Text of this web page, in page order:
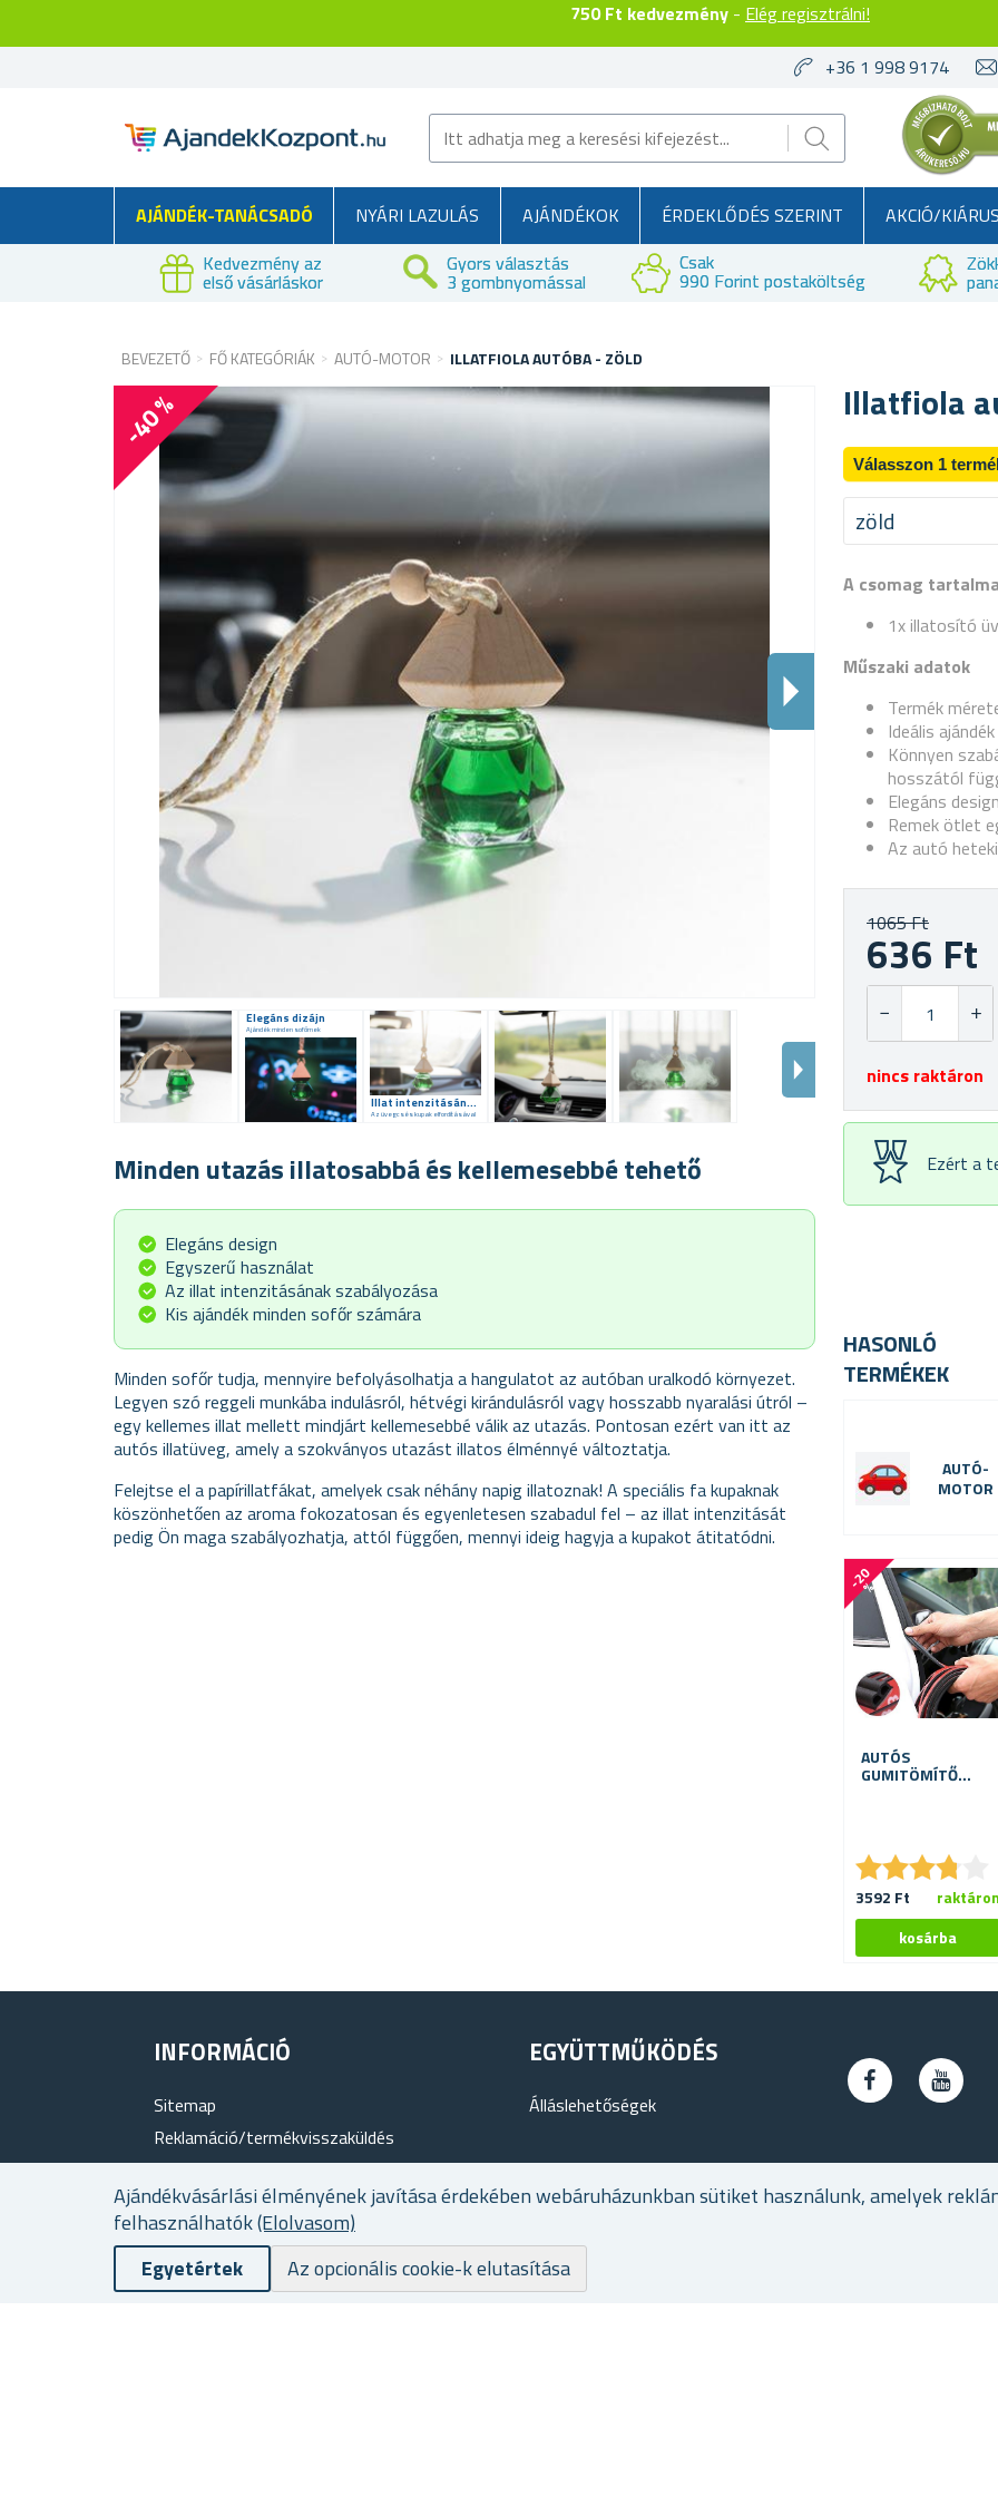
750 Ft kedvezmény - Elég regisztrálni!
Ajándékvásárlási élményének javítása érdekében webáruházunkban sütiket használunk, amelyek
felhasználhatók(Elolvasom)
Egyetértek
Az opcionális cookie-k elutasítása
+36 1 998 9174
AJÁNDÉK-TANÁCSADÓ NYÁRI LAZULÁS AJÁNDÉKOK ÉRDEKLŐDÉS SZERINT AKCIÓ/
Kedvezmény az
első vásárláskor
Gyors választás
3 gombnyomással
Csak
990 Forint postaköltség
BEVEZETŐ FŐ KATEGÓRIÁK AUTÓ-MOTOR ILLATFIOLA AUTÓBA - ZÖLD
Illatfiola
-40 %
Elegáns dizájn
Ajándék minden sofőrnek
Illat intenzitásának szabályozása
Az üvegcsés kupak elfordításával
Válasszon 1
zöld
A csomag tartalma
1x illatosító
Műszaki adatok
Termék
Ideális
Könnyen
hosszától
Elegáns
Remek ötlet
Az autó
1065 Ft
636 Ft
nincs raktáron
Ezért a
Minden utazás illatosabbá és kellemesebbé tehető
Elegáns design
Egyszerű használat
Az illat intenzitásának szabályozása
Kis ajándék minden sofőr számára
Minden sofőr tudja, mennyire befolyásolhatja a hangulatot az autóban uralkodó környezet.
Legyen szó reggeli munkába indulásról, hétvégi kirándulásról vagy hosszabb nyaralási útról –
egy kellemes illat mellett mindjárt kellemesebbé válik az utazás. Pontosan ezért van itt az
autós illatüveg, amely a szokványos utazást illatos élménnyé változtatja.
Felejtse el a papírillatfákat, amelyek csak néhány napig illatoznak! A speciális fa kupaknak
köszönhetően az aroma fokozatosan és egyenletesen szabadul fel – az illat intenzitását
pedig Ön maga szabályozhatja, attól függően, mennyi ideig hagyja a kupakot átitatódni.
HASONLÓ
TERMÉKEK
AUTÓ-
MOTOR
-
2
0
%
AUTÓS
GUMITÖMÍTŐ
★★★★
★★★★
3592 Ft raktáron
INFORMÁCIÓ
Sitemap
Reklamáció/termékvisszaküldés
Termékértékelés
Rólunk
Hűségprogram
Szállítási és fizetési feltételek
Személyes adatok védelme
EGYÜTTMŰKÖDÉS
Álláslehetőségek